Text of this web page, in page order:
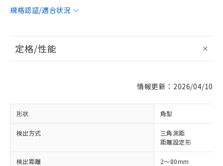
規格認証/適合状況
定格/性能
情報更新：2026/04/10
形状 角型
検出方式
三角測距
距離設定形
検出距離 2～80mm